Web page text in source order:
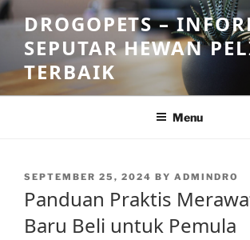
Skip
to
content
DROGOPETS –
SEPUTAR HEWAN
TERBAIK
Menu
POSTED
SEPTEMBER 25, 2024 BY ADMINDRO
Panduan Praktis
Baru Beli untuk Pemula